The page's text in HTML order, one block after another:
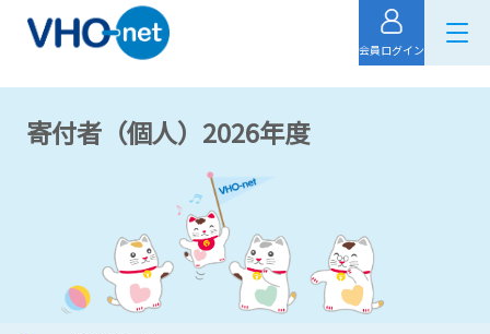
会員ログイン
寄付者（個人）2026年度